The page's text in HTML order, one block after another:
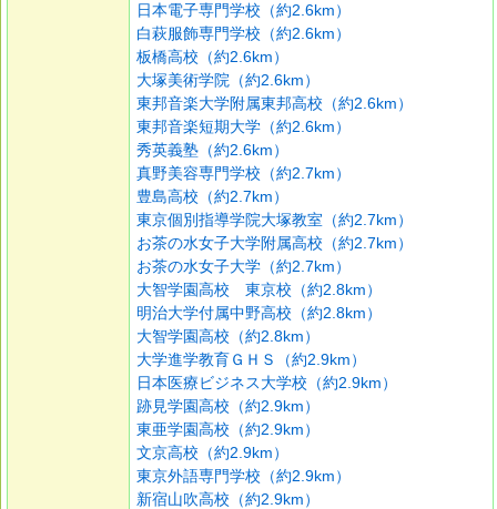
日本電子専門学校（約2.6km）
白萩服飾専門学校（約2.6km）
板橋高校（約2.6km）
大塚美術学院（約2.6km）
東邦音楽大学附属東邦高校（約2.6km）
東邦音楽短期大学（約2.6km）
秀英義塾（約2.6km）
真野美容専門学校（約2.7km）
豊島高校（約2.7km）
東京個別指導学院大塚教室（約2.7km）
お茶の水女子大学附属高校（約2.7km）
お茶の水女子大学（約2.7km）
大智学園高校 東京校（約2.8km）
明治大学付属中野高校（約2.8km）
大智学園高校（約2.8km）
大学進学教育ＧＨＳ（約2.9km）
日本医療ビジネス大学校（約2.9km）
跡見学園高校（約2.9km）
東亜学園高校（約2.9km）
文京高校（約2.9km）
東京外語専門学校（約2.9km）
新宿山吹高校（約2.9km）